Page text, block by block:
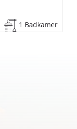
2 Slaapkamers